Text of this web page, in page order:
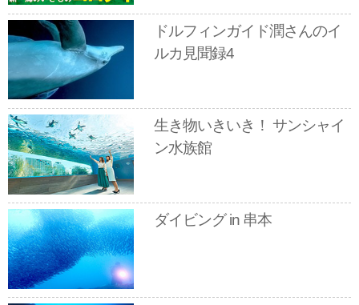
ドルフィンガイド潤さんのイ
ルカ見聞録4
生き物いきいき！ サンシャイ
ン水族館
ダイビング in 串本